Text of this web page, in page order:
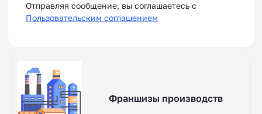
Отправляя сообщение, вы соглашаетесь с
Пользовательским соглашением
Франшизы производств